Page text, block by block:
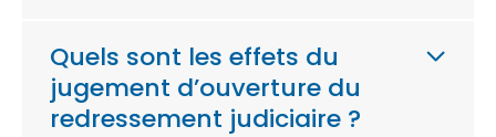
Quels sont les effets du
jugement d’ouverture du
redressement judiciaire ?